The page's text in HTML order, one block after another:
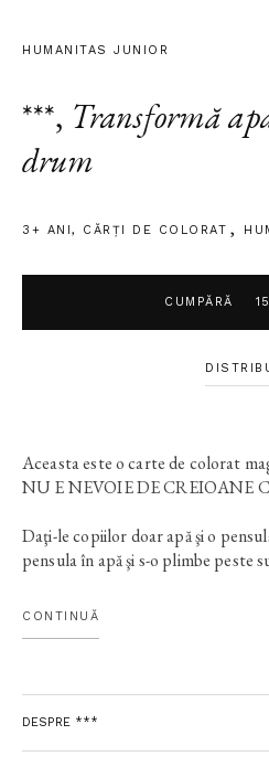
HUMANITAS JUNIOR
***, Transformă
drum
3+ ANI, CĂRȚI DE COLORAT
CUMPĂRĂ
Aceasta este o carte de colorat
NU E NEVOIE DE CREIOANE
Daţi-le copiilor doar apă şi o
pensula în apă şi s-o plimbe peste
farmec şi le vor oferi o experienţă
• cum să ţină o pensulă
• să identifice culorile
CONTINUĂ
DESPRE ***